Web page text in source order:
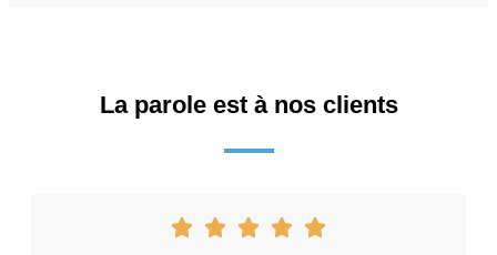
La parole est à nos clients